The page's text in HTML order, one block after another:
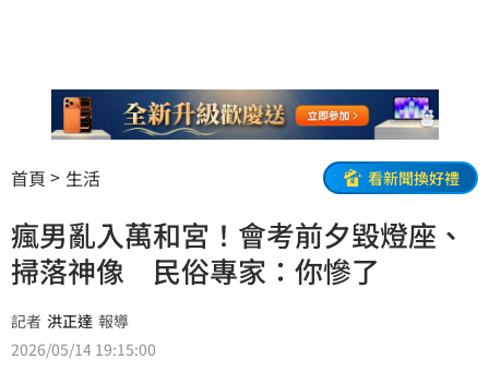
首頁 生活 看新聞換好禮
瘋男亂入萬和宮！會考前夕毀燈座、
掃落神像 民俗專家：你慘了
記者 洪正達 報導
2026/05/14 19:15:00